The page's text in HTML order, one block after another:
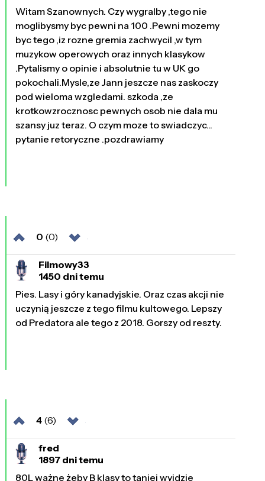
Witam Szanownych. Czy wygralby ,tego nie
moglibysmy byc pewni na 100 .Pewni mozemy
byc tego ,iz rozne gremia zachwycil ,w tym
muzykow operowych oraz innych klasykow
.Pytalismy o opinie i absolutnie tu w UK go
pokochali.Mysle,ze Jann jeszcze nas zaskoczy
pod wieloma wzgledami. szkoda ,ze
krotkowzrocznosc pewnych osob nie dala mu
szansy juz teraz. O czym moze to swiadczyc...
pytanie retoryczne .pozdrawiamy
0 (0)
Filmowy33
1450 dni temu
Pies. Lasy i góry kanadyjskie. Oraz czas akcji nie
uczynią jeszcze z tego filmu kultowego. Lepszy
od Predatora ale tego z 2018. Gorszy od reszty.
4(6)
fred
1897 dni temu
80L ważne żeby B klasy to taniej wyjdzie